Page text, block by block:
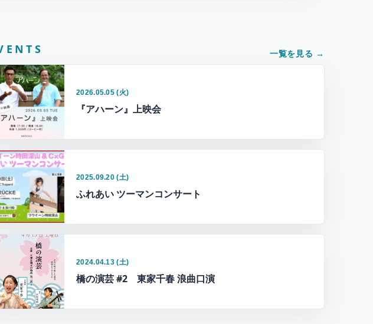
一覧を見る →
2026.05.05 (火)
『アハーン』上映会
2025.09.20 (土)
ふれあい ツーマンコンサート
2024.04.13 (土)
橋の演芸 #2 東家千春 浪曲口演